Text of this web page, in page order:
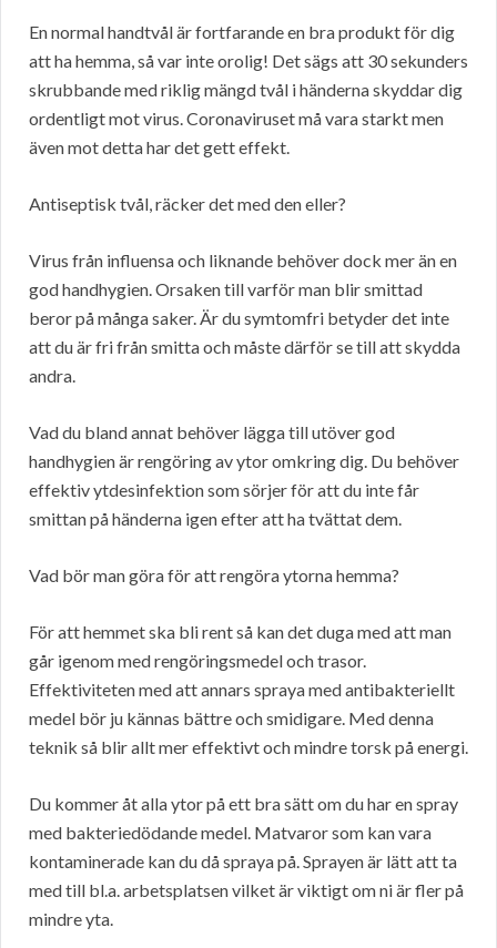
En normal handtvål är fortfarande en bra produkt för dig
att ha hemma, så var inte orolig! Det sägs att 30 sekunders
skrubbande med riklig mängd tvål i händerna skyddar dig
ordentligt mot virus. Coronaviruset må vara starkt men
även mot detta har det gett effekt.
Antiseptisk tvål, räcker det med den eller?
Virus från influensa och liknande behöver dock mer än en
god handhygien. Orsaken till varför man blir smittad
beror på många saker. Är du symtomfri betyder det inte
att du är fri från smitta och måste därför se till att skydda
andra.
Vad du bland annat behöver lägga till utöver god
handhygien är rengöring av ytor omkring dig. Du behöver
effektiv ytdesinfektion som sörjer för att du inte får
smittan på händerna igen efter att ha tvättat dem.
Vad bör man göra för att rengöra ytorna hemma?
För att hemmet ska bli rent så kan det duga med att man
går igenom med rengöringsmedel och trasor.
Effektiviteten med att annars spraya med antibakteriellt
medel bör ju kännas bättre och smidigare. Med denna
teknik så blir allt mer effektivt och mindre torsk på energi.
Du kommer åt alla ytor på ett bra sätt om du har en spray
med bakteriedödande medel. Matvaror som kan vara
kontaminerade kan du då spraya på. Sprayen är lätt att ta
med till bl.a. arbetsplatsen vilket är viktigt om ni är fler på
mindre yta.